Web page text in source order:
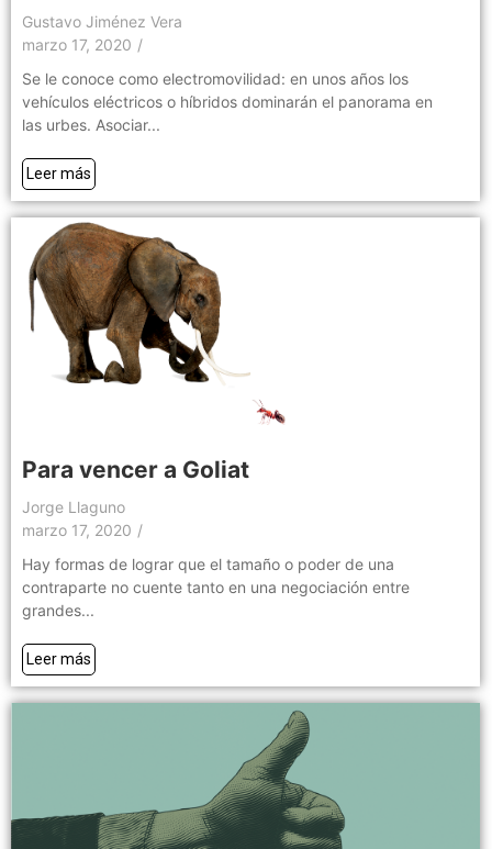
Gustavo Jiménez Vera
marzo 17, 2020 /
Se le conoce como electromovilidad: en unos años los
vehículos eléctricos o híbridos dominarán el panorama en
las urbes. Asociar...
Leer más
Para vencer a Goliat
Jorge Llaguno
marzo 17, 2020 /
Hay formas de lograr que el tamaño o poder de una
contraparte no cuente tanto en una negociación entre
grandes...
Leer más